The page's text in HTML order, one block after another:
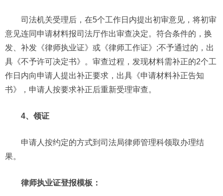
司法机关受理后，在5个工作日内提出初审意见，将初审
意见连同申请材料报司法厅作出审查决定。符合条件的，换
发、补发《律师执业证》或《律师工作证》;不予通过的，出
具《不予许可决定书》。审查过程，发现材料需补正的2个工
作日内向申请人提出补正要求，出具《申请材料补正告知
书》，申请人按要求补正后重新受理审查。
4、领证
申请人按约定的方式到司法局律师管理科领取办理结
果。
律师执业证登报模板：